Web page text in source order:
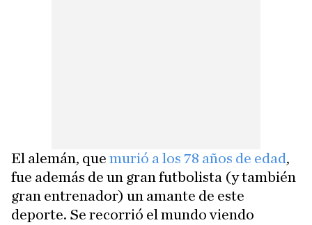
El alemán, que murió a los 78 años de edad,
fue además de un gran futbolista (y también
gran entrenador) un amante de este
deporte. Se recorrió el mundo viendo